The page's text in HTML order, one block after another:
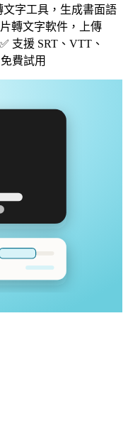
文字工具，生成書面語
轉文字軟件，上傳
支援 SRT、VTT、
費試用